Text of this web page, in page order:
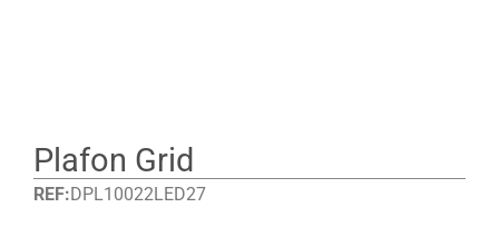
Plafon Grid
REF: DPL10022LED27